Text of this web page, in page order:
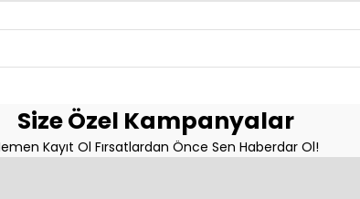
Size Özel Kampanyalar
Kayıt Ol Fırsatlardan Önce Sen Haberdar Ol!